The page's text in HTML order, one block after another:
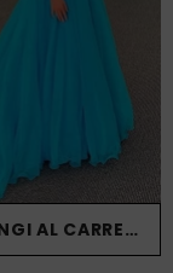
AL CARRELLO